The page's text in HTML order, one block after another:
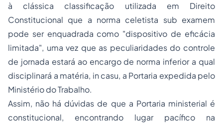
à clássica classificação utilizada em Direito
Constitucional que a norma celetista sub examem
pode ser enquadrada como "dispositivo de eficácia
limitada", uma vez que as peculiaridades do controle
de jornada estará ao encargo de norma inferior a qual
disciplinará a matéria, in casu, a Portaria expedida pelo
Ministério do Trabalho.
Assim, não há dúvidas de que a Portaria ministerial é
constitucional, encontrando lugar pacífico na